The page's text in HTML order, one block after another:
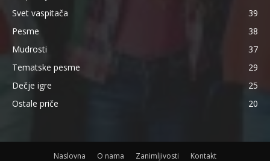
Svet vaspitača
39
Pesme
38
Mudrosti
37
Tematske pesme
29
Dečje igre
25
Ostale priče
20
Naslovna O nama Zanimljivosti Kontakt